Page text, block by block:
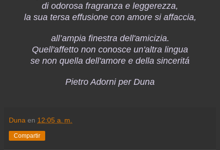
di odorosa fragranza e leggerezza,
la sua tersa effusione con amore si affaccia,
all’ampia finestra dell'amicizia.
Quell'affetto non conosce un'altra lingua
se non quella dell'amore e della sinceritá
Pietro Adorni per Duna
Duna en 12:05 a. m.
Compartir